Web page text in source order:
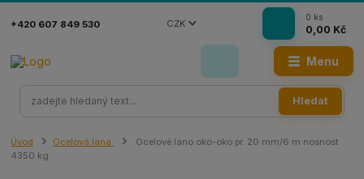
Menu
CZK
Hledat
+420 607 849 530
0 ks
0,00 Kč
Úvod Ocelová lana
Ocelové lano oko-oko pr. 20 mm/6 m nosnost
4350 kg